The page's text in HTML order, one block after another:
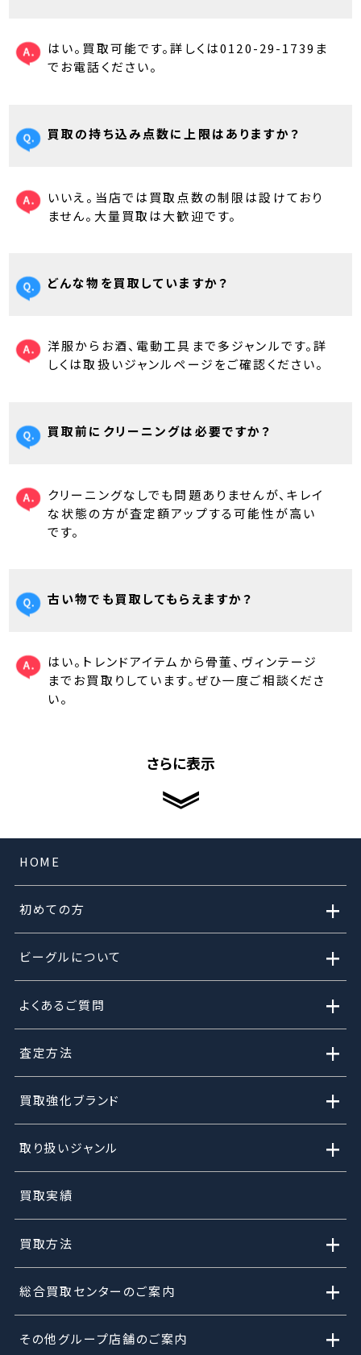
はい。買取可能です。詳しくは0120-29-1739ま
でお電話ください。
買取の持ち込み点数に上限はありますか？
いいえ。当店では買取点数の制限は設けており
ません。大量買取は大歓迎です。
どんな物を買取していますか？
洋服からお酒、電動工具まで多ジャンルです。詳
しくは取扱いジャンルページをご確認ください。
買取前にクリーニングは必要ですか？
クリーニングなしでも問題ありませんが、キレイ
な状態の方が査定額アップする可能性が高い
です。
古い物でも買取してもらえますか？
はい。トレンドアイテムから骨董、ヴィンテージ
までお買取りしています。ぜひ一度ご相談くださ
い。
さらに表示
HOME
初めての方 +
ビーグルについて +
よくあるご質問 +
査定方法 +
買取強化ブランド +
取り扱いジャンル +
買取実績
買取方法 +
総合買取センターのご案内 +
その他グループ店舗のご案内 +